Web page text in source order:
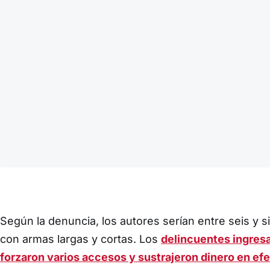
Según la denuncia, los autores serían entre seis y
con armas largas y cortas. Los delincuentes
forzaron varios accesos y sustrajeron dinero en